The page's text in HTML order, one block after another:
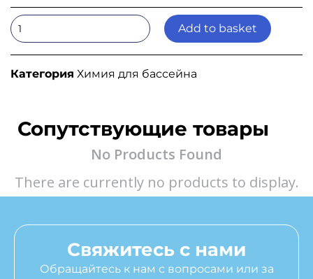
Add to basket
Категория Химия для бассейна
Сопутствующие товары
No Products Found
There are currently no products to display.
Свяжитесь с нами
Обращайтесь к нам с вопросами или за